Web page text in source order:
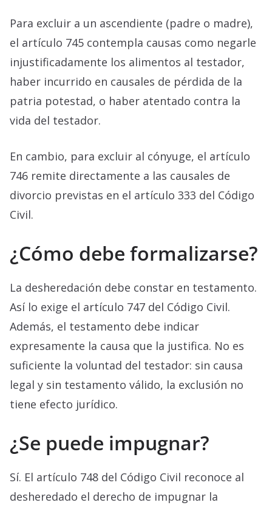
Para excluir a un ascendiente (padre o madre),
el artículo 745 contempla causas como negarle
injustificadamente los alimentos al testador,
haber incurrido en causales de pérdida de la
patria potestad, o haber atentado contra la
vida del testador.
En cambio, para excluir al cónyuge, el artículo
746 remite directamente a las causales de
divorcio previstas en el artículo 333 del Código
Civil.
¿Cómo debe formalizarse?
La desheredación debe constar en testamento.
Así lo exige el artículo 747 del Código Civil.
Además, el testamento debe indicar
expresamente la causa que la justifica. No es
suficiente la voluntad del testador: sin causa
legal y sin testamento válido, la exclusión no
tiene efecto jurídico.
¿Se puede impugnar?
Sí. El artículo 748 del Código Civil reconoce al
desheredado el derecho de impugnar la